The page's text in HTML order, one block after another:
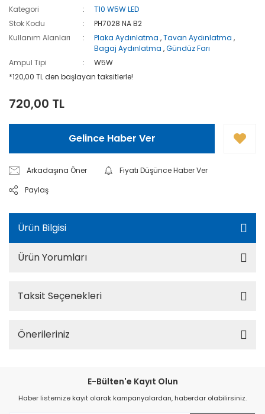
Kategori
T10 W5W LED
Stok Kodu
PH7028 NA B2
Kullanım Alanları
Plaka Aydınlatma,Tavan Aydınlatma,
Bagaj Aydınlatma,Gündüz Farı
Ampul Tipi
W5W
*120,00 TL den başlayan taksitlerle!
720,00 TL
Gelince Haber Ver
Arkadaşına Öner
Fiyatı Düşünce Haber Ver
Paylaş
Ürün Bilgisi
Ürün Yorumları
Taksit Seçenekleri
Önerileriniz
E-Bülten'e Kayıt Olun
Haber listemize kayıt olarak kampanyalardan, haberdar olabilirsiniz.